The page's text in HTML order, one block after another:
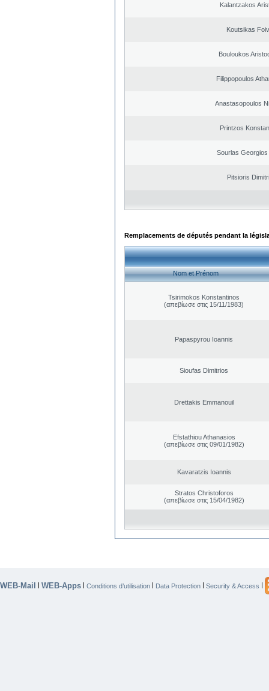
Kalantzakos
Koutsikas
Bouloukos
Filippopoulos
Anastasopoulos
Printzos
Sourlas Georgios
Pitsioris
Remplacements de députés pendant la
Nom et Prénom
Tsirimokos Konstantinos
(απεβίωσε στις 15/11/1983)
Papaspyrou Ioannis
Sioufas Dimitrios
Drettakis Emmanouil
Efstathiou Athanasios
(απεβίωσε στις 09/01/1982)
Kavaratzis Ioannis
Stratos Christoforos
(απεβίωσε στις 15/04/1982)
WEB-Mail | WEB-Apps | Conditions d’utilisation | Data Protection | Security & Access |